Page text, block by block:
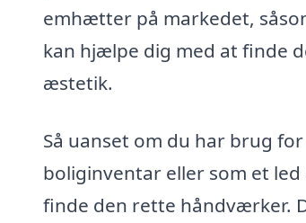
emhætter på markedet,
kan hjælpe dig med at finde
æstetik.
Så uanset om du har brug for
boliginventar eller som et
finde den rette håndværker.